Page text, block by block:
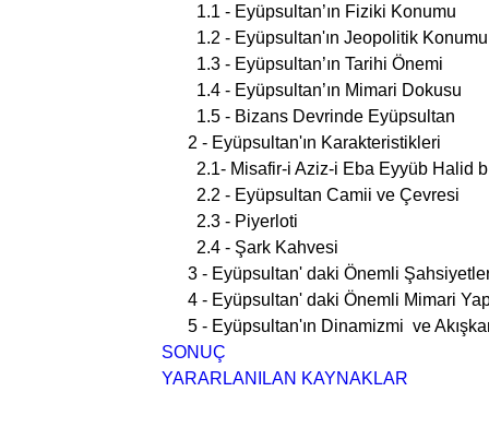
1.1 - Eyüpsultan’ın Fiziki Konumu
1.2 - Eyüpsultan'ın Jeopolitik Konumu
1.3 - Eyüpsultan’ın Tarihi Önemi
1.4 - Eyüpsultan’ın Mimari Dokusu
1.5 - Bizans Devrinde Eyüpsultan
2 - Eyüpsultan'ın Karakteristikleri
2.1- Misafir-i Aziz-i Eba Eyyüb Halid
2.2 - Eyüpsultan Camii ve Çevresi
2.3 - Piyerloti
2.4 - Şark Kahvesi
3 - Eyüpsultan' daki Önemli
4 - Eyüpsultan' daki Önemli Mimari
5 - Eyüpsultan'ın Dinamizmi ve
SONUÇ
YARARLANILAN KAYNAKLAR